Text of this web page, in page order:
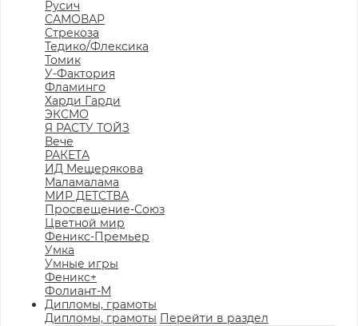
Русич
САМОВАР
Стрекоза
Тедико/Флексика
Томик
У-Фактория
Фламинго
Харди Гарди
ЭКСМО
Я РАСТУ ТОЙЗ
Вече
РАКЕТА
ИД Мещерякова
Маламалама
МИР ДЕТСТВА
Просвещение-Союз
Цветной мир
Феникс-Премьер
Умка
Умные игры
Феникс+
Фолиант-М
Дипломы, грамоты
Дипломы, грамоты Перейти в раздел